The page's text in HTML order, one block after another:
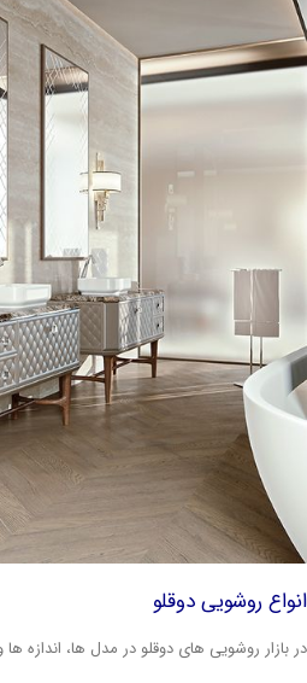
روشویی دوقلو
بازار روشویی های دوقلو در مدل ها، اندازه